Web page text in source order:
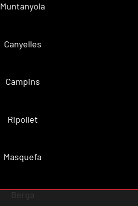
Muntanyola
Canyelles
Campins
Ripollet
Masquefa
Berga